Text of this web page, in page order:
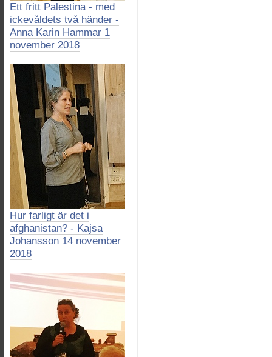
Ett fritt Palestina - med
ickevåldets två händer -
Anna Karin Hammar 1
november 2018
Hur farligt är det i
afghanistan? - Kajsa
Johansson 14 november
2018